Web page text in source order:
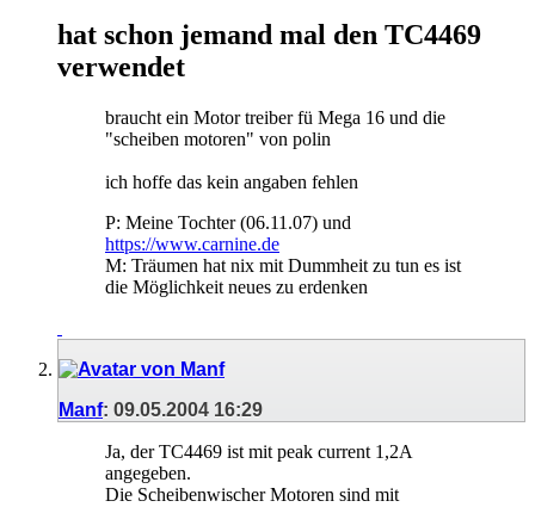
hat schon jemand mal den TC4469
verwendet
braucht ein Motor treiber fü Mega 16 und die
"scheiben motoren" von polin
ich hoffe das kein angaben fehlen
P: Meine Tochter (06.11.07) und
https://www.carnine.de
M: Träumen hat nix mit Dummheit zu tun es ist
die Möglichkeit neues zu erdenken
Manf: 09.05.2004 16:29
Ja, der TC4469 ist mit peak current 1,2A
angegeben.
Die Scheibenwischer Motoren sind mit